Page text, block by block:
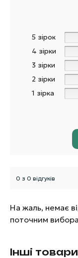
5 зірок
4 зірки
3 зірки
2 зірки
1 зірка
0 з 0 відгуків
На жаль, немає
поточним
Інші